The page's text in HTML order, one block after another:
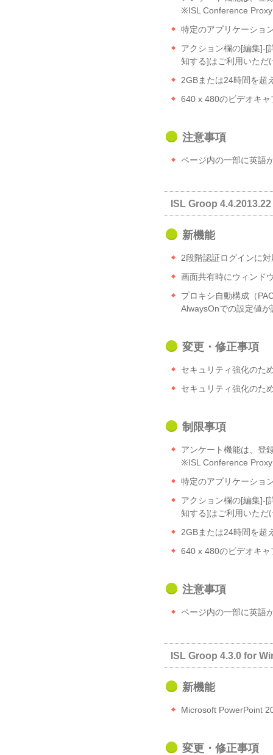
※ISL Conference
特定のアプリケーショ
アクション欄の[編集]-[
知する]はご利用いただ
2GBまたは24時間を超
640 x 480のビデオキ
注意事項
ページ内の一部に英語
ISL Groop
新機能
2段階認証ログインに
画面共有時にウィンド
プロキシ自動構成（
AlwaysOnでの設定値
変更・修正事項
セキュリティ強化のた
セキュリティ強化のた
制限事項
アンケート機能は、登
※ISL Conference
特定のアプリケーショ
アクション欄の[編集]-[
知する]はご利用いただ
2GBまたは24時間を超
640 x 480のビデオキ
注意事項
ページ内の一部に英語
ISL Groop 4.3.0 for
新機能
Microsoft PowerPoint
変更・修正事項